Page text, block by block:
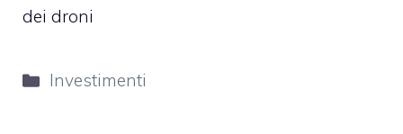
dei droni
Categorie
Investimenti